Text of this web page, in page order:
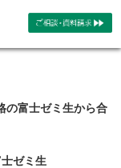
の富士ゼミ生から合
ゼミ生